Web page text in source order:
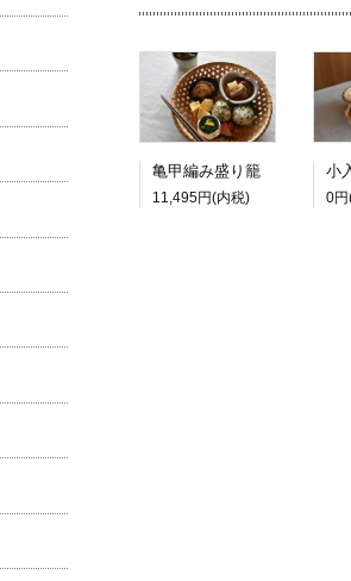
亀甲編み盛り籠
11,495円(内税) 0